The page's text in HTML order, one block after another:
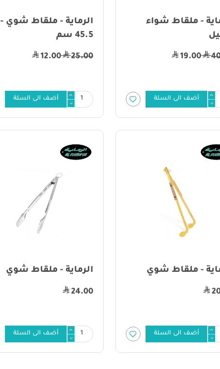
- ملقاط شواء
19.00
أضف الى السلة
الرماية - ملقاط شوي -
45.5 سم
25.00
12.00
أضف الى السلة
- ملقاط شوي
أضف الى السلة
الرماية - ملقاط شوي
24.00
أضف الى السلة